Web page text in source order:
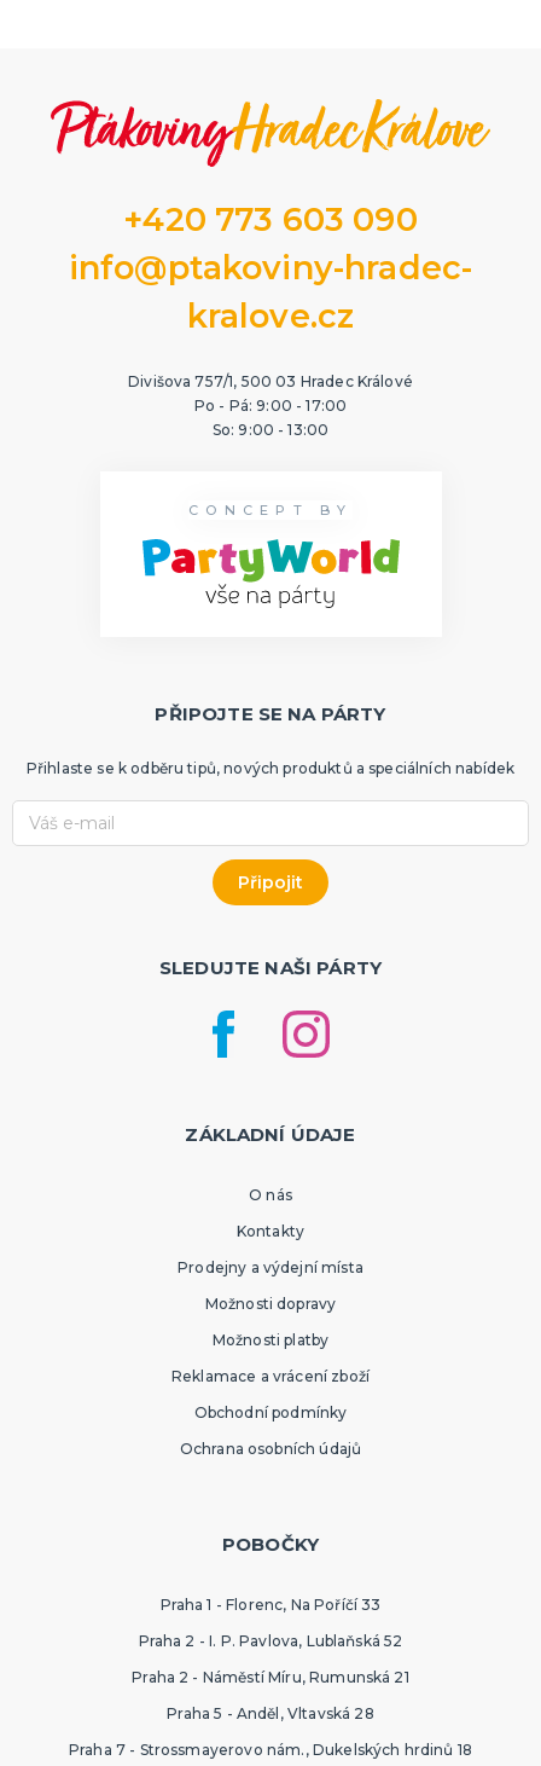
+420 773 603 090
info@ptakoviny-hradec-
kralove.cz
Divišova 757/1, 500 03 Hradec Králové
Po - Pá: 9:00 - 17:00
So: 9:00 - 13:00
CONCEPT BY
PŘIPOJTE SE NA PÁRTY
Přihlaste se k odběru tipů, nových produktů a speciálních nabídek
SLEDUJTE NAŠI PÁRTY
ZÁKLADNÍ ÚDAJE
O nás
Kontakty
Prodejny a výdejní místa
Možnosti dopravy
Možnosti platby
Reklamace a vrácení zboží
Obchodní podmínky
Ochrana osobních údajů
POBOČKY
Praha 1 - Florenc, Na Poříčí 33
Praha 2 - I. P. Pavlova, Lublaňská 52
Praha 2 - Náměstí Míru, Rumunská 21
Praha 5 - Anděl, Vltavská 28
Praha 7 - Strossmayerovo nám., Dukelských hrdinů 18